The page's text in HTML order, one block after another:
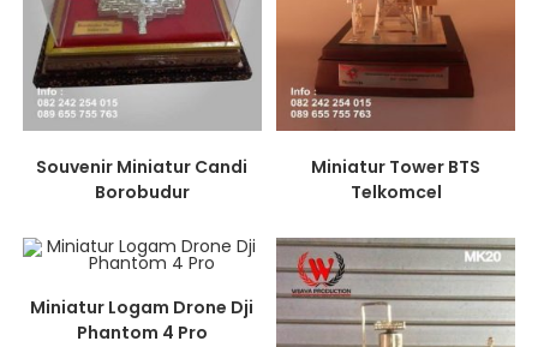
Souvenir Miniatur Candi
Borobudur
Miniatur Tower BTS
Telkomcel
Miniatur Logam Drone Dji
Phantom 4 Pro